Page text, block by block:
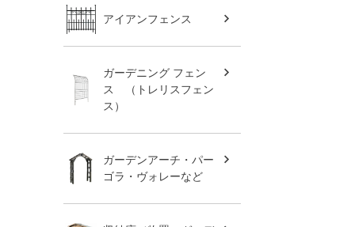
アイアンフェンス
ガーデニング フェン
ス （トレリスフェン
ス）
ガーデンアーチ・パー
ゴラ・ヴォレーなど